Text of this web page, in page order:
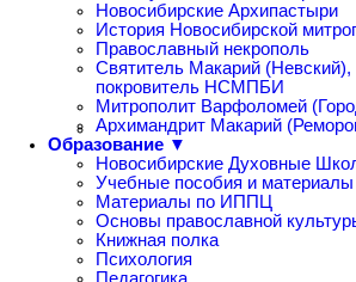
Новосибирские Архипастыри
История Новосибирской
Православный некрополь
Святитель Макарий
покровитель НСМПБИ
Митрополит Варфоломей
Архимандрит Макарий
Образование ▼
Новосибирские Духовные
Учебные пособия и материалы
Материалы по ИППЦ
Основы православной
Книжная полка
Психология